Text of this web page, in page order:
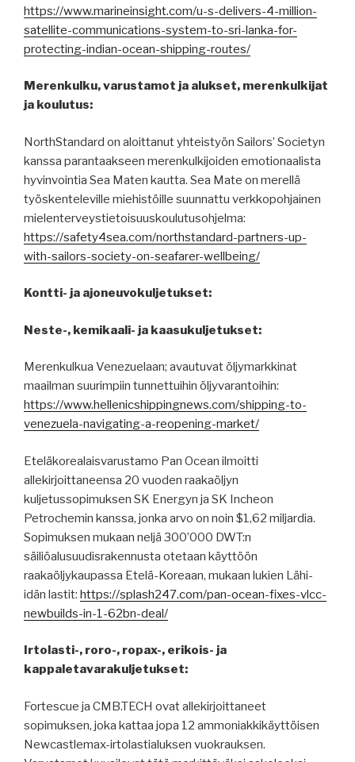
https://www.marineinsight.com/u-s-delivers-4-million-
satellite-communications-system-to-sri-lanka-for-
protecting-indian-ocean-shipping-routes/
Merenkulku, varustamot ja alukset, merenkulkijat
ja koulutus:
NorthStandard on aloittanut yhteistyön Sailors’ Societyn
kanssa parantaakseen merenkulkijoiden emotionaalista
hyvinvointia Sea Maten kautta. Sea Mate on merellä
työskenteleville miehistöille suunnattu verkkopohjainen
mielenterveystietoisuuskoulutusohjelma:
https://safety4sea.com/northstandard-partners-up-
with-sailors-society-on-seafarer-wellbeing/
Kontti- ja ajoneuvokuljetukset:
Neste-, kemikaali- ja kaasukuljetukset:
Merenkulkua Venezuelaan; avautuvat öljymarkkinat
maailman suurimpiin tunnettuihin öljyvarantoihin:
https://www.hellenicshippingnews.com/shipping-to-
venezuela-navigating-a-reopening-market/
Eteläkorealaisvarustamo Pan Ocean ilmoitti
allekirjoittaneensa 20 vuoden raakaöljyn
kuljetussopimuksen SK Energyn ja SK Incheon
Petrochemin kanssa, jonka arvo on noin $1,62 miljardia.
Sopimuksen mukaan neljä 300’000 DWT:n
säiliöalusuudisrakennusta otetaan käyttöön
raakaöljykaupassa Etelä-Koreaan, mukaan lukien Lähi-
idän lastit: https://splash247.com/pan-ocean-fixes-vlcc-
newbuilds-in-1-62bn-deal/
Irtolasti-, roro-, ropax-, erikois- ja
kappaletavarakuljetukset:
Fortescue ja CMB.TECH ovat allekirjoittaneet
sopimuksen, joka kattaa jopa 12 ammoniakkikäyttöisen
Newcastlemax-irtolastialuksen vuokrauksen.